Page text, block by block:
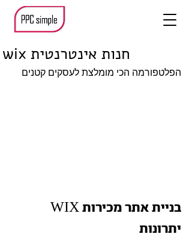
wix חנות אינטרנטית
הפלטפורמה הכי מומלצת לעסקים קטנים
יתרונות